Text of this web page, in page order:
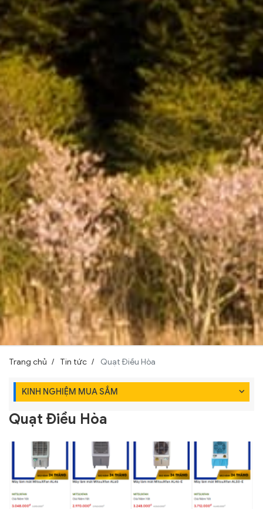
Trang chủ Tin tức Quạt Điều Hòa
KINH NGHIỆM MUA SẮM
Quạt Điều Hòa